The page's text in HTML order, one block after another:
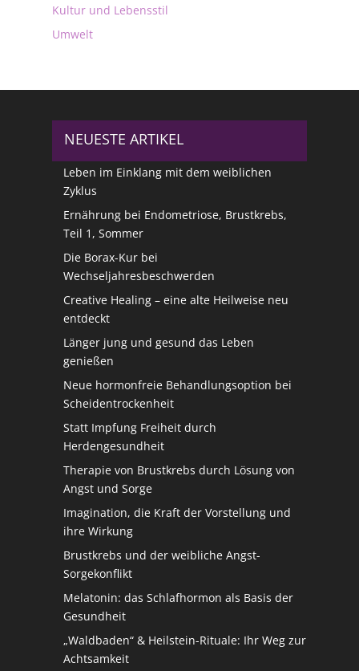
Kultur und Lebensstil
Umwelt
NEUESTE ARTIKEL
Leben im Einklang mit dem weiblichen
Zyklus
Ernährung bei Endometriose, Brustkrebs,
Teil 1, Sommer
Die Borax-Kur bei
Wechseljahresbeschwerden
Creative Healing – eine alte Heilweise neu
entdeckt
Länger jung und gesund das Leben
genießen
Neue hormonfreie Behandlungsoption bei
Scheidentrockenheit
Statt Impfung Freiheit durch
Herdengesundheit
Therapie von Brustkrebs durch Lösung von
Angst und Sorge
Imagination, die Kraft der Vorstellung und
ihre Wirkung
Brustkrebs und der weibliche Angst-
Sorgekonflikt
Melatonin: das Schlafhormon als Basis der
Gesundheit
„Waldbaden“ & Heilstein-Rituale: Ihr Weg zur
Achtsamkeit